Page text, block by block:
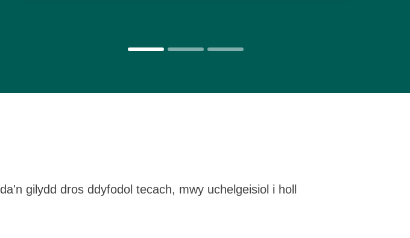
gilydd dros ddyfodol tecach, mwy uchelgeisiol i holl